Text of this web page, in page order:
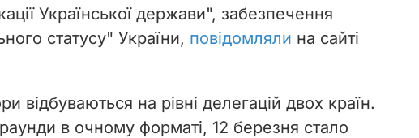
Української держави", забезпечення
статусу" України, повідомляли на сайті
відбуваються на рівні делегацій двох країн.
в очному форматі, 12 березня стало